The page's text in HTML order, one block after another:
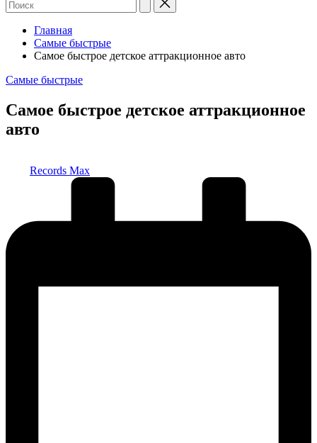
Главная
Самые быстрые
Самое быстрое детское аттракционное авто
Опубликовано
Самые быстрые
Самое быстрое детское аттракционное
авто
Records Max